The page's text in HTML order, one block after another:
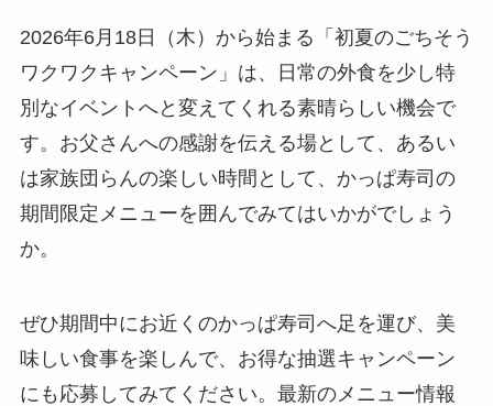
2026年6月18日（木）から始まる「初夏のごちそう
ワクワクキャンペーン」は、日常の外食を少し特
別なイベントへと変えてくれる素晴らしい機会で
す。お父さんへの感謝を伝える場として、あるい
は家族団らんの楽しい時間として、かっぱ寿司の
期間限定メニューを囲んでみてはいかがでしょう
か。
ぜひ期間中にお近くのかっぱ寿司へ足を運び、美
味しい食事を楽しんで、お得な抽選キャンペーン
にも応募してみてください。最新のメニュー情報